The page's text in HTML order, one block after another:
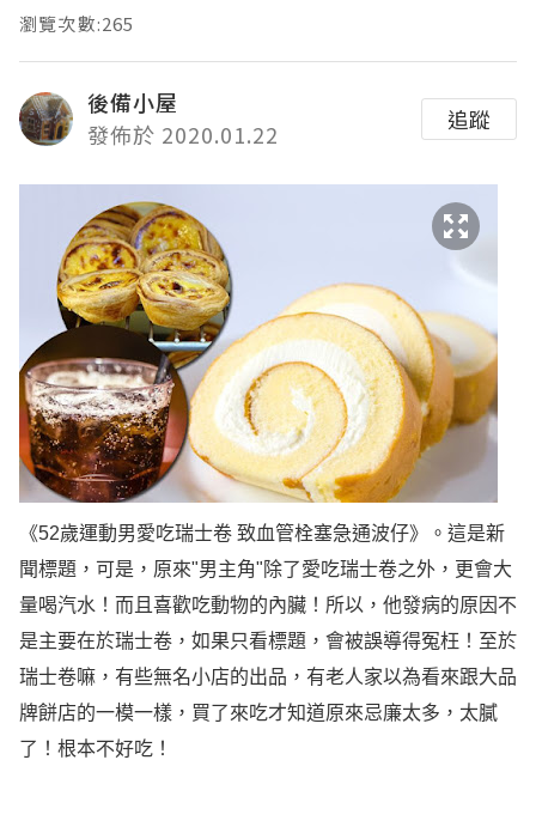
瀏覽次數:265
後備小屋
發佈於 2020.01.22
追蹤
《52歲運動男愛吃瑞士卷 致血管栓塞急通波仔》。這是新
聞標題，可是，原來"男主角"除了愛吃瑞士卷之外，更會大
量喝汽水！而且喜歡吃動物的內臟！所以，他發病的原因不
是主要在於瑞士卷，如果只看標題，會被誤導得冤枉！至於
瑞士卷嘛，有些無名小店的出品，有老人家以為看來跟大品
牌餅店的一模一樣，買了來吃才知道原來忌廉太多，太膩
了！根本不好吃！